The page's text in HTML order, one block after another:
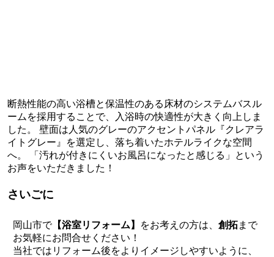
断熱性能の高い浴槽と保温性のある床材のシステムバスル
ームを採用することで、入浴時の快適性が大きく向上しま
した。 壁面は人気のグレーのアクセントパネル『クレアラ
イトグレー』を選定し、落ち着いたホテルライクな空間
へ。 「汚れが付きにくいお風呂になったと感じる」という
お声をいただきました！
さいごに
岡山市で【浴室リフォーム 】 をお考えの方は、 創拓まで
お気軽にお問合せください！
当社ではリフォーム後をよりイメージしやすいように、